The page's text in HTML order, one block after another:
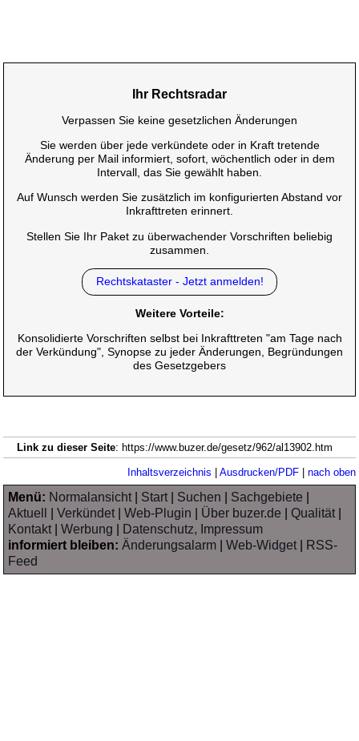
Ihr Rechtsradar
Verpassen Sie keine gesetzlichen Änderungen
Sie werden über jede verkündete oder in Kraft tretende
Änderung per Mail informiert, sofort, wöchentlich oder in dem
Intervall, das Sie gewählt haben.
Auf Wunsch werden Sie zusätzlich im konfigurierten Abstand vor
Inkrafttreten erinnert.
Stellen Sie Ihr Paket zu überwachender Vorschriften beliebig
zusammen.
Rechtskataster - Jetzt anmelden!
Weitere Vorteile:
Konsolidierte Vorschriften selbst bei Inkrafttreten "am Tage nach
der Verkündung", Synopse zu jeder Änderungen, Begründungen
des Gesetzgebers
Link zu dieser Seite: https://www.buzer.de/gesetz/962/al13902.htm
Inhaltsverzeichnis Ausdrucken/PDF| nach oben
Menü: Normalansicht| Start| Suchen Sachgebiete
Aktuell
|Verkündet|Web-Plugin Über buzer.de |Qualität|
Kontakt|Werbung
Datenschutz, Impressum
informiert bleiben: Änderungsalarm |Web-Widget|
RSS-
Feed